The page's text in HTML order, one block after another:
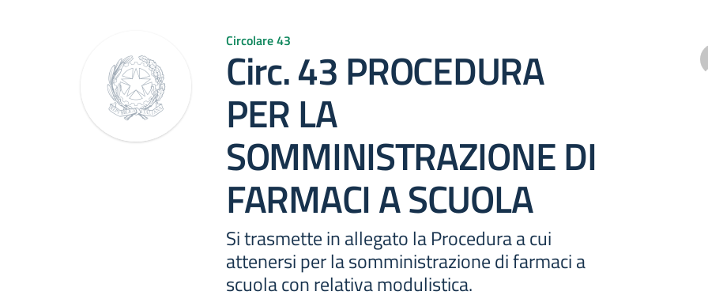
Circolare 43
Circ. 43 PROCEDURA
PER LA
SOMMINISTRAZIONE DI
FARMACI A SCUOLA
Si trasmette in allegato la Procedura a cui
attenersi per la somministrazione di farmaci a
scuola con relativa modulistica.